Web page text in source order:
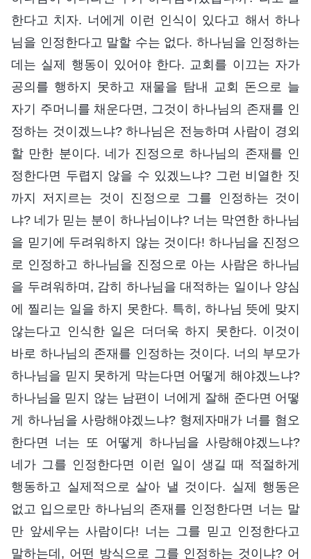
한다고 치자. 너에게 이런 인식이 있다고 해서 하나
님을 인정한다고 말할 수는 없다. 하나님을 인정하는
데는 실제 행동이 있어야 한다. 교회를 이끄는 자가
공의를 행하지 못하고 재물을 탐내 교회 돈으로 늘
자기 주머니를 채운다면, 그것이 하나님의 존재를 인
정하는 것이겠느냐? 하나님은 전능하며 사람이 경외
할 만한 분이다. 네가 진정으로 하나님의 존재를 인
정한다면 두렵지 않을 수 있겠느냐? 그런 비열한 짓
까지 저지르는 것이 진정으로 그를 인정하는 것이
냐? 네가 믿는 분이 하나님이냐? 너는 막연한 하나님
을 믿기에 두려워하지 않는 것이다! 하나님을 진정으
로 인정하고 하나님을 진정으로 아는 사람은 하나님
을 두려워하며, 감히 하나님을 대적하는 일이나 양심
에 찔리는 일을 하지 못한다. 특히, 하나님 뜻에 맞지
않는다고 인식한 일은 더더욱 하지 못한다. 이것이
바로 하나님의 존재를 인정하는 것이다. 너의 부모가
하나님을 믿지 못하게 막는다면 어떻게 해야겠느냐?
하나님을 믿지 않는 남편이 너에게 잘해 준다면 어떻
게 하나님을 사랑해야겠느냐? 형제자매가 너를 혐오
한다면 너는 또 어떻게 하나님을 사랑해야겠느냐?
네가 그를 인정한다면 이런 일이 생길 때 적절하게
행동하고 실제적으로 살아 낼 것이다. 실제 행동은
없고 입으로만 하나님의 존재를 인정한다면 너는 말
만 앞세우는 사람이다! 너는 그를 믿고 인정한다고
말하는데, 어떤 방식으로 그를 인정하는 것이냐? 어